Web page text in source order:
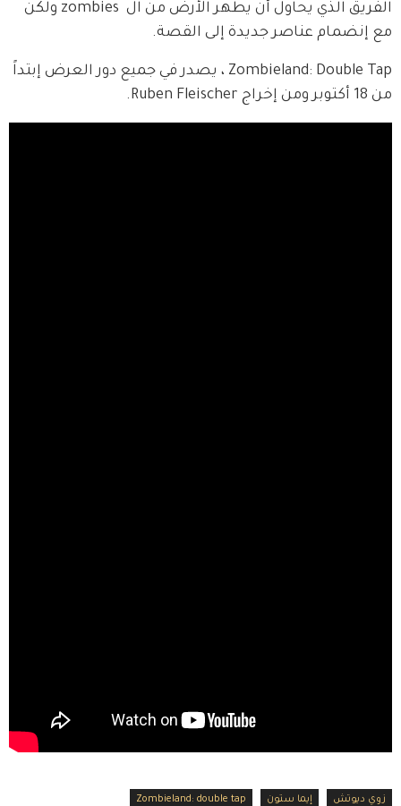
الفريق الذي يحاول أن يطهر الأرض من ال  zombies ولكن
مع إنضمام عناصر جديدة إلى القصة.
Zombieland: Double Tap ، يصدر في جميع دور العرض إبتداً
من 18 أكتوبر ومن إخراج Ruben Fleischer.
زوي ديوتش إيما ستون Zombieland: double tap